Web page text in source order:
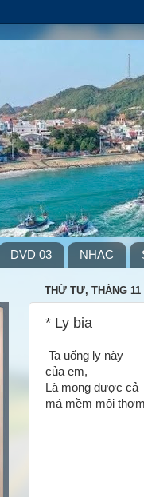
DVD 03 NHẠC
THỨ TƯ, THÁNG 11
* Ly bia
Ta uống ly này
của em,
Là mong được cả
má mềm môi